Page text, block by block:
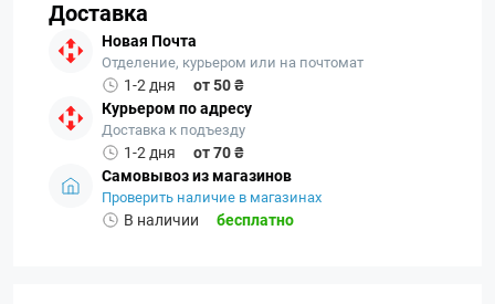
Доставка
Новая Почта
Отделение, курьером или на почтомат
1-2 дня
от 50 ₴
Курьером по адресу
Доставка к подъезду
1-2 дня
от 70 ₴
Самовывоз из магазинов
Проверить наличие в магазинах
В наличии бесплатно